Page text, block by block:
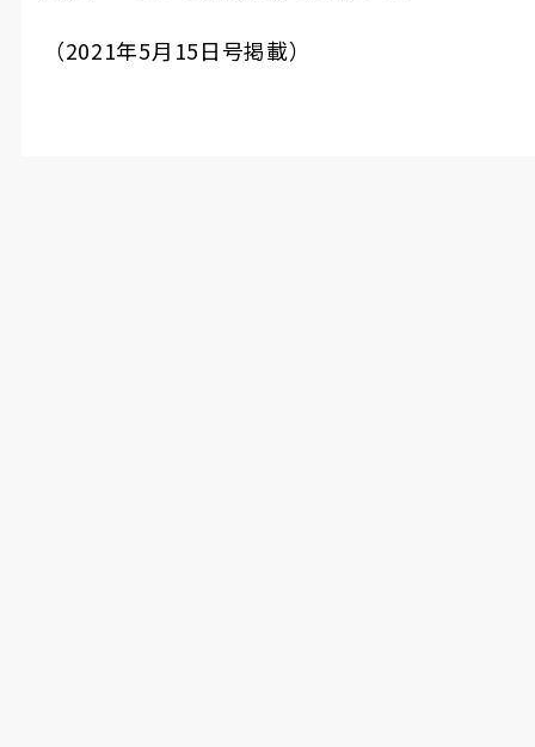
（2021年5月 15日号掲載）